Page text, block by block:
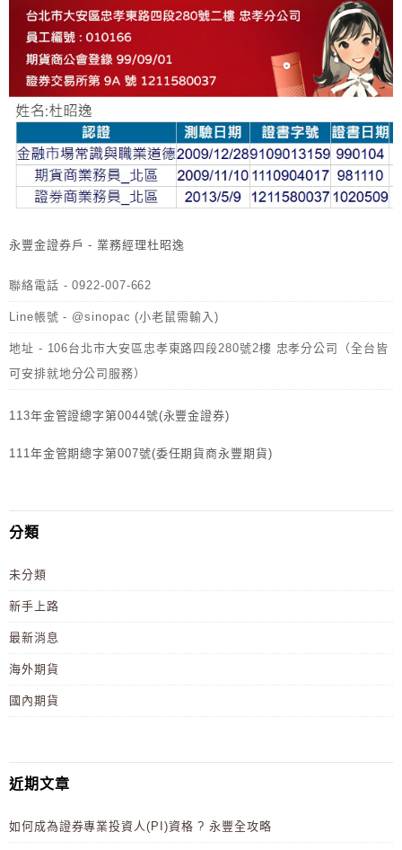
永豐金證券戶 - 業務經理杜昭逸
聯絡電話 - 0922-007-662
Line帳號 - @sinopac (小老鼠需輸入)
地址 - 106台北市大安區忠孝東路四段280號2樓 忠孝分公司（全台皆
可安排就地分公司服務）
113年金管證總字第0044號(永豐金證券)
111年金管期總字第007號(委任期貨商永豐期貨)
分類
未分類
新手上路
最新消息
海外期貨
國內期貨
近期文章
如何成為證券專業投資人(PI)資格 ? 永豐全攻略